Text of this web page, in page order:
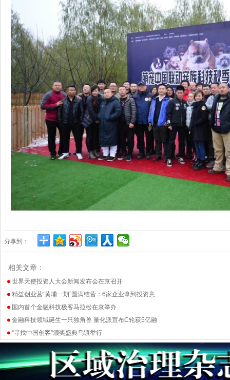
分享到：
相关文章：
世界天使投资人大会新闻发布会在京召开
精益创业营“黄埔一期”圆满结营：6家企业拿到投资意
国内首个金融科技极客马拉松在京举办
金融科技领域诞生一只独角兽 量化派宣布C轮获5亿融
“寻找中国创客”颁奖盛典乌镇举行